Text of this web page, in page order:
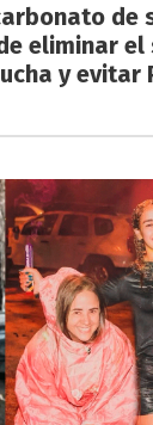
de
eliminar
y evitar